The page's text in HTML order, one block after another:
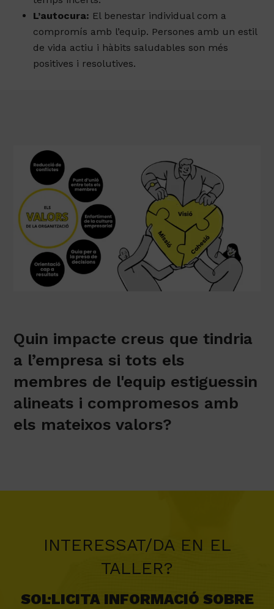
base comuna que els ajuda a navegar en
temps incerts.
L’autocura: El benestar individual com a
compromís amb l’equip. Persones amb un estil
Quin impacte creus que tindria
a l’empresa si tots els
membres de l'equip estiguessin
alineats i compromesos amb
INTERESSAT/DA EN EL
TALLER?